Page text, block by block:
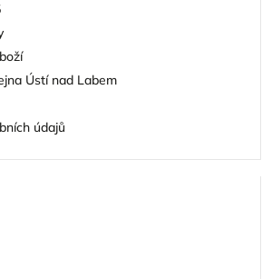
Ústí nad Labem
údajů